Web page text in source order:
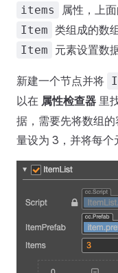
items 属性，上
Item 类组成的数
Item 元素设置数据
新建一个节点并将
以在 属性检查器 里
据，需要先将数组
量设为 3，并将每个